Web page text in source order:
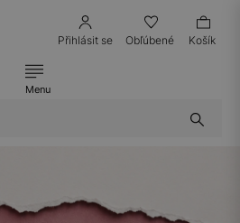
Přihlásit se Obľúbené Košík
Menu